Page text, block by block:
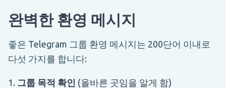
완벽한 환영 메시지
좋은 Telegram 그룹 환영 메시지는 200단어 이내로
다섯 가지를 합니다:
그룹 목적 확인 (올바른 곳임을 알게 함)